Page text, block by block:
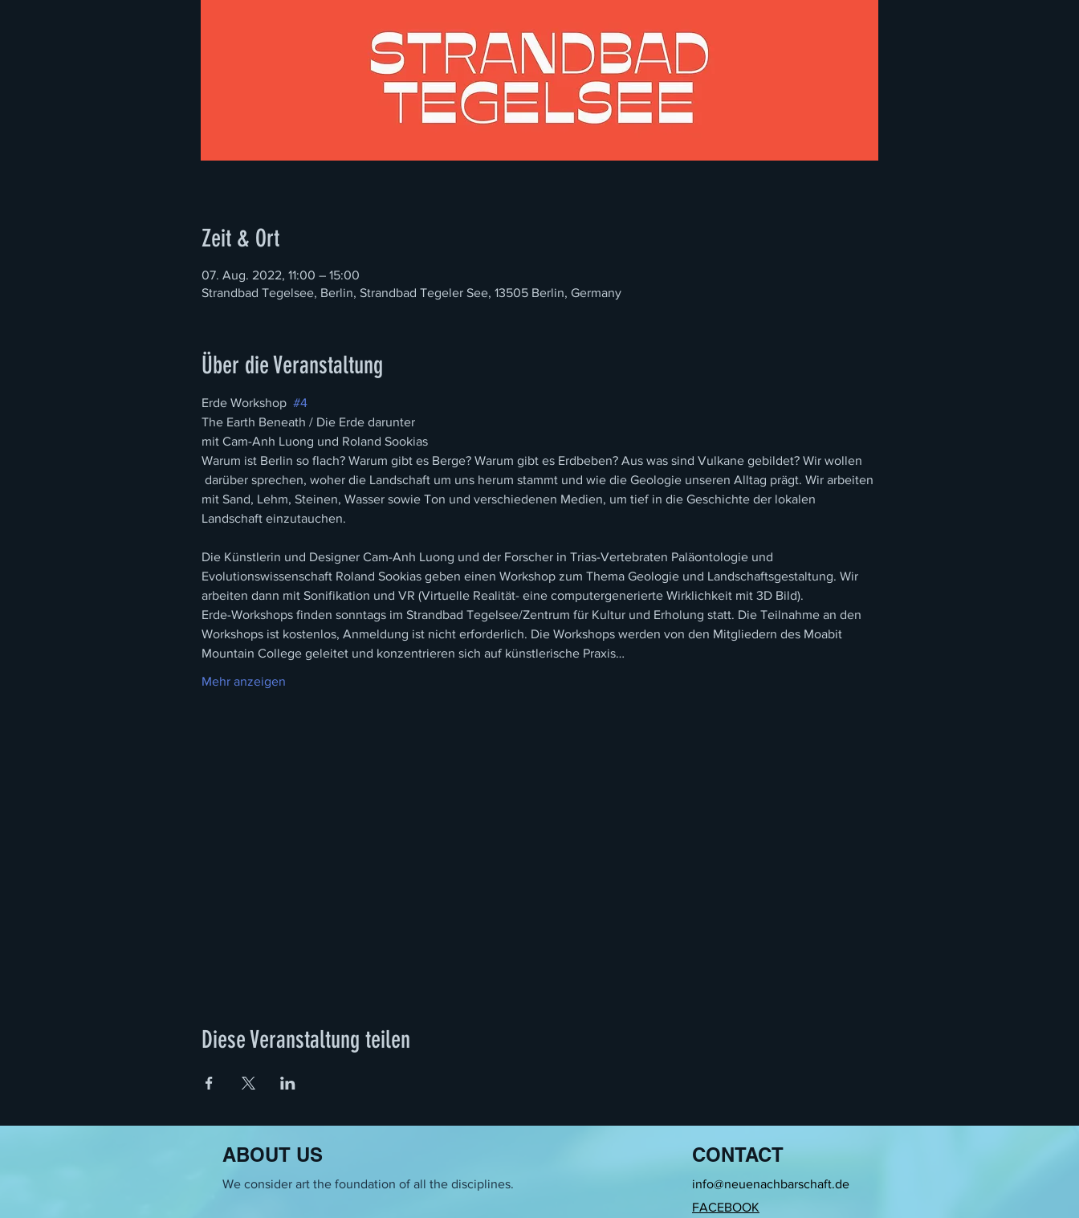
Zeit & Ort
07. Aug. 2022, 11:00 – 15:00
Strandbad Tegelsee, Berlin, Strandbad Tegeler See, 13505 Berlin, Germany
Über die Veranstaltung
Erde Workshop #4
The Earth Beneath / Die Erde darunter
mit Cam-Anh Luong und Roland Sookias
Warum ist Berlin so flach? Warum gibt es Berge? Warum gibt es Erdbeben? Aus was sind Vulkane gebildet? Wir wollen
darüber sprechen, woher die Landschaft um uns herum stammt und wie die Geologie unseren Alltag prägt. Wir arbeiten
mit Sand, Lehm, Steinen, Wasser sowie Ton und verschiedenen Medien, um tief in die Geschichte der lokalen
Landschaft einzutauchen.
Die Künstlerin und Designer Cam-Anh Luong und der Forscher in Trias-Vertebraten Paläontologie und
Evolutionswissenschaft Roland Sookias geben einen Workshop zum Thema Geologie und Landschaftsgestaltung. Wir
arbeiten dann mit Sonifikation und VR (Virtuelle Realität- eine computergenerierte Wirklichkeit mit 3D Bild).
Erde-Workshops finden sonntags im Strandbad Tegelsee/Zentrum für Kultur und Erholung statt. Die Teilnahme an den
Workshops ist kostenlos, Anmeldung ist nicht erforderlich. Die Workshops werden von den Mitgliedern des Moabit
Mountain College geleitet und konzentrieren sich auf künstlerische Praxis…
Mehr anzeigen
Diese Veranstaltung teilen
ABOUT US
We consider art the foundation of all the disciplines.
CONTACT
info@neuenachbarschaft.de
FACEBOOK